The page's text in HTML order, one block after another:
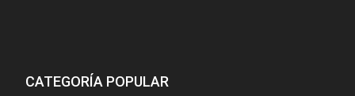
CATEGORÍA POPULAR